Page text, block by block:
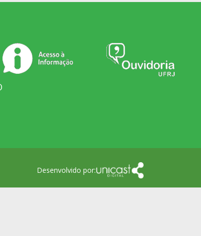
Desenvolvido por: